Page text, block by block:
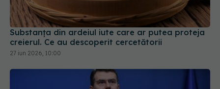
Substanța din ardeiul iute care ar putea proteja
creierul. Ce au descoperit cercetătorii
27 iun 2026, 10:00